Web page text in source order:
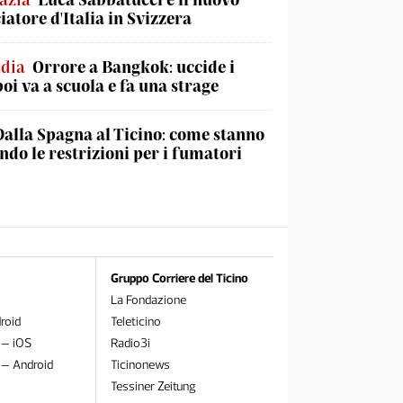
d'Italia in Svizzera
Orrore a Bangkok: uccide i
va a scuola e fa una strage
Spagna al Ticino: come stanno
le restrizioni per i fumatori
iOS
Android
Gruppo Corriere del Ticino
La Fondazione
Teleticino
Radio3i
Ticinonews
Tessiner Zeitung